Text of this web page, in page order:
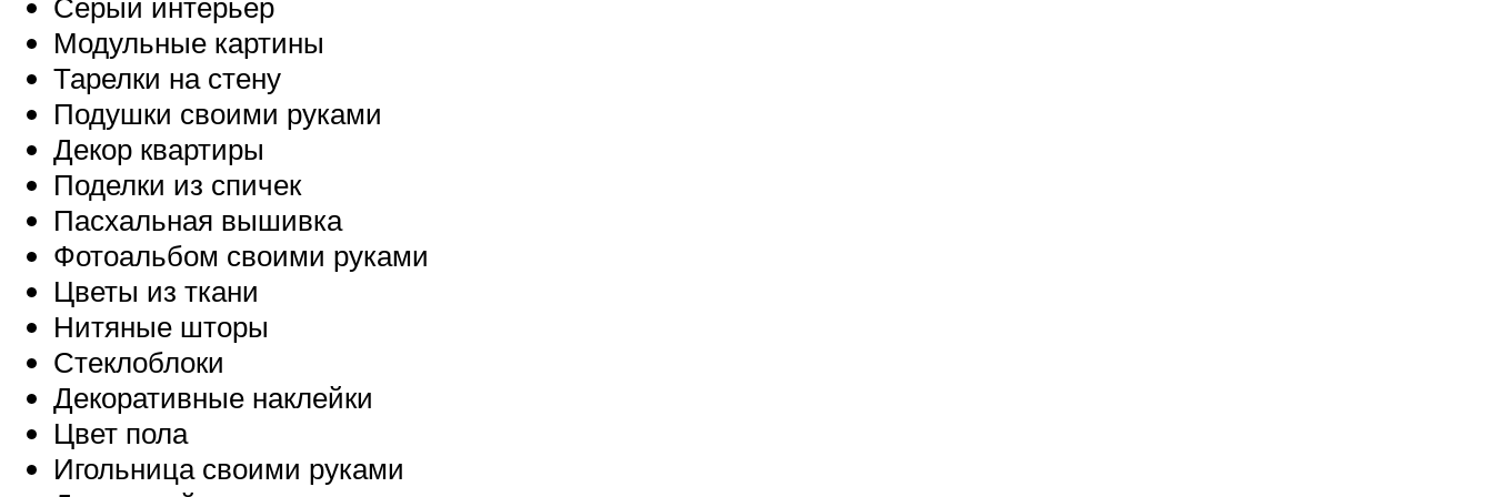
Модульные картины
Тарелки на стену
Подушки своими руками
Декор квартиры
Поделки из спичек
Пасхальная вышивка
Фотоальбом своими руками
Цветы из ткани
Нитяные шторы
Стеклоблоки
Декоративные наклейки
Цвет пола
Игольница своими руками